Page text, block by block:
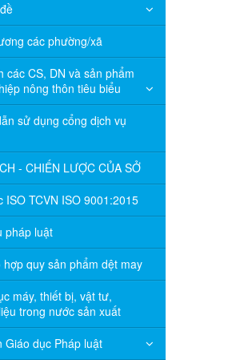
các phường/xã
các CS, DN và sản phẩm
nông thôn tiêu biểu
sử dụng cổng dịch vụ
- CHIẾN LƯỢC CỦA SỞ
ISO TCVN ISO 9001:2015
pháp luật
hợp quy sản phẩm dệt may
máy, thiết bị, vật tư,
trong nước sản xuất
Giáo dục Pháp luật